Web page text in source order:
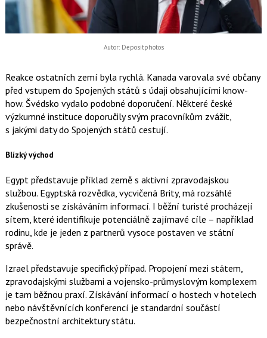
Autor: Depositphotos
Reakce ostatních zemí byla rychlá. Kanada varovala své občany
před vstupem do Spojených států s údaji obsahujícími know-
how. Švédsko vydalo podobné doporučení. Některé české
výzkumné instituce doporučily svým pracovníkům zvážit,
s jakými daty do Spojených států cestují.
Blízký východ
Egypt představuje příklad země s aktivní zpravodajskou
službou. Egyptská rozvědka, vycvičená Brity, má rozsáhlé
zkušenosti se získáváním informací. I běžní turisté procházejí
sítem, které identifikuje potenciálně zajímavé cíle – například
rodinu, kde je jeden z partnerů vysoce postaven ve státní
správě.
Izrael představuje specifický případ. Propojení mezi státem,
zpravodajskými službami a vojensko-průmyslovým komplexem
je tam běžnou praxí. Získávání informací o hostech v hotelech
nebo návštěvnících konferencí je standardní součástí
bezpečnostní architektury státu.